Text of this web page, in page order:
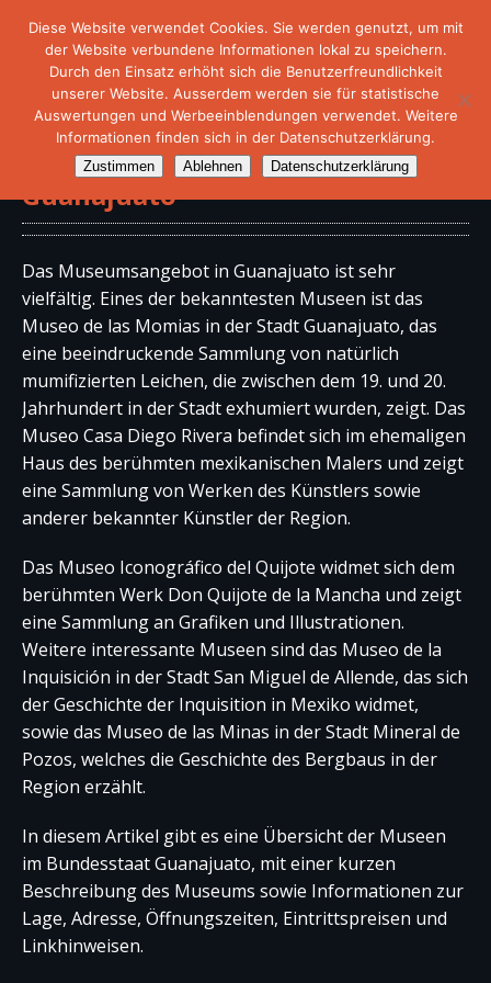
Museen im Bundesstaat
Guanajuato
Das Museumsangebot in Guanajuato ist sehr
vielfältig. Eines der bekanntesten Museen ist das
Museo de las Momias in der Stadt Guanajuato, das
eine beeindruckende Sammlung von natürlich
mumifizierten Leichen, die zwischen dem 19. und 20.
Jahrhundert in der Stadt exhumiert wurden, zeigt. Das
Museo Casa Diego Rivera befindet sich im ehemaligen
Haus des berühmten mexikanischen Malers und zeigt
eine Sammlung von Werken des Künstlers sowie
anderer bekannter Künstler der Region.
Das Museo Iconográfico del Quijote widmet sich dem
berühmten Werk Don Quijote de la Mancha und zeigt
eine Sammlung an Grafiken und Illustrationen.
Weitere interessante Museen sind das Museo de la
Inquisición in der Stadt San Miguel de Allende, das sich
der Geschichte der Inquisition in Mexiko widmet,
sowie das Museo de las Minas in der Stadt Mineral de
Pozos, welches die Geschichte des Bergbaus in der
Region erzählt.
In diesem Artikel gibt es eine Übersicht der Museen
im Bundesstaat Guanajuato, mit einer kurzen
Beschreibung des Museums sowie Informationen zur
Lage, Adresse, Öffnungszeiten, Eintrittspreisen und
Linkhinweisen.
Diese Website verwendet Cookies. Sie werden genutzt, um mit
der Website verbundene Informationen lokal zu speichern.
Durch den Einsatz erhöht sich die Benutzerfreundlichkeit
unserer Website. Ausserdem werden sie für statistische
Auswertungen und Werbeeinblendungen verwendet. Weitere
Informationen finden sich in der Datenschutzerklärung.
Zustimmen Ablehnen Datenschutzerklärung